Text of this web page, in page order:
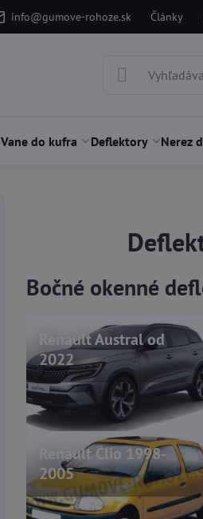
info@gumove-rohoze.sk Články
Vane do kufra Deflektory Nerez
Bočné okenné
Renault Austral od
2022
Renault Clio 1998-
2005